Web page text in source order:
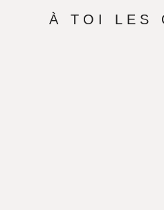
À TOI LES